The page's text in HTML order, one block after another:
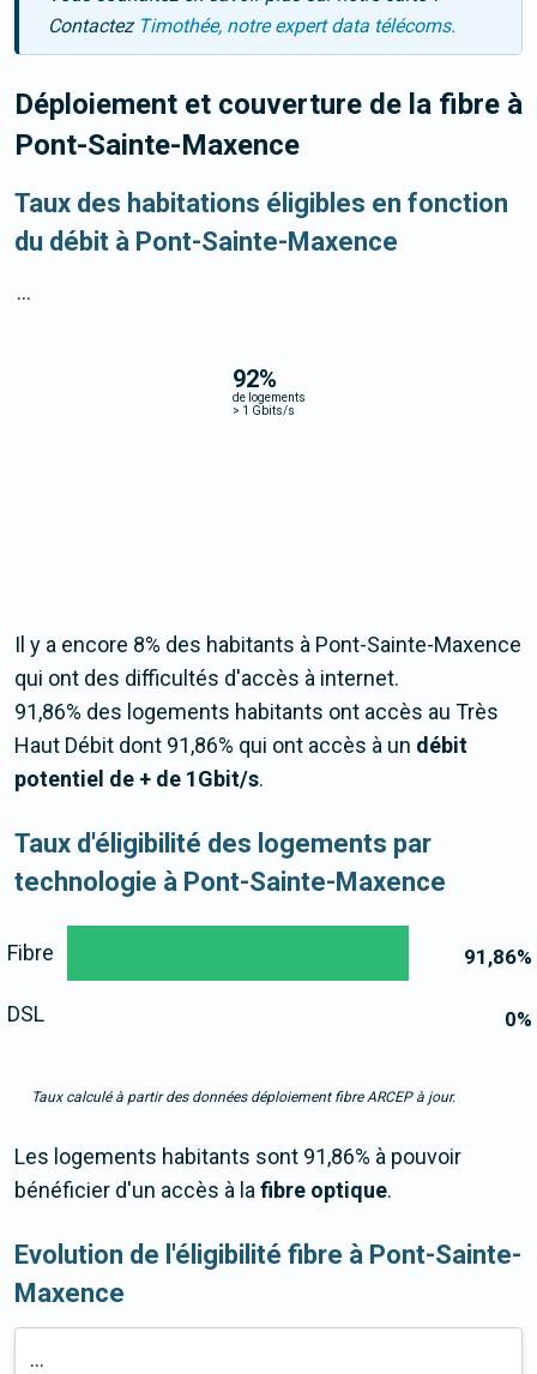
Contactez Timothée, notre expert data télécoms.
Déploiement et couverture de la fibre à
Pont-Sainte-Maxence
Taux des habitations éligibles en fonction
du débit à Pont-Sainte-Maxence
92%
de logements
> 1 Gbits/s
...
Il y a encore 8% des habitants à Pont-Sainte-Maxence
qui ont des difficultés d'accès à internet.
91,86% des logements habitants ont accès au Très
Haut Débit dont 91,86% qui ont accès à un débit
potentiel de + de 1Gbit/s.
Taux d'éligibilité des logements par
technologie à Pont-Sainte-Maxence
91,86%
0%
Fibre
DSL
Taux calculé à partir des données déploiement fibre ARCEP à jour.
Les logements habitants sont 91,86% à pouvoir
bénéficier d'un accès à lafibre optique.
Evolution de l'éligibilité fibre à Pont-Sainte-
Maxence
...